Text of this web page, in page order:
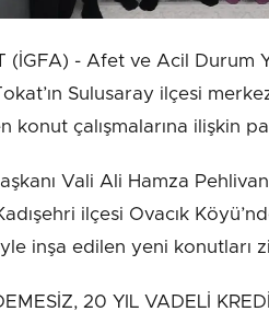
(İGFA) - Afet ve Acil Durum
Sulusaray ilçesi
konut çalışmalarına ilişkin
Vali Ali Hamza
ilçesi Ovacık
inşa edilen yeni konutları
20 YIL VADELİ